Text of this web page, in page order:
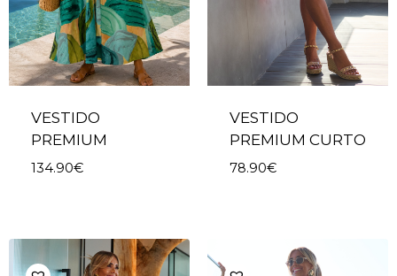
VESTIDO
PREMIUM
134.90€
VESTIDO
PREMIUM CURTO
78.90€